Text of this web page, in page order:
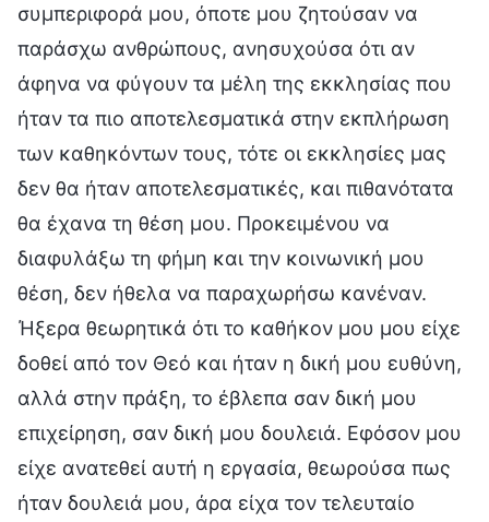
συμπεριφορά μου, όποτε μου ζητούσαν να
παράσχω ανθρώπους, ανησυχούσα ότι αν
άφηνα να φύγουν τα μέλη της εκκλησίας που
ήταν τα πιο αποτελεσματικά στην εκπλήρωση
των καθηκόντων τους, τότε οι εκκλησίες μας
δεν θα ήταν αποτελεσματικές, και πιθανότατα
θα έχανα τη θέση μου. Προκειμένου να
διαφυλάξω τη φήμη και την κοινωνική μου
θέση, δεν ήθελα να παραχωρήσω κανέναν.
Ήξερα θεωρητικά ότι το καθήκον μου μου είχε
δοθεί από τον Θεό και ήταν η δική μου ευθύνη,
αλλά στην πράξη, το έβλεπα σαν δική μου
επιχείρηση, σαν δική μου δουλειά. Εφόσον μου
είχε ανατεθεί αυτή η εργασία, θεωρούσα πως
ήταν δουλειά μου, άρα είχα τον τελευταίο